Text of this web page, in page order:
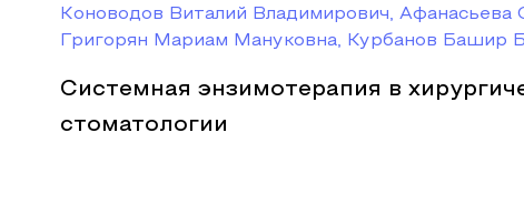
Коноводов Виталий Владимирович, Афанасьева
Григорян Мариам Мануковна, Курбанов Башир
Системная энзимотерапия в
стоматологии